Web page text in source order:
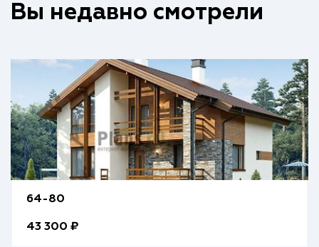
Вы недавно смотрели
64-80
43 300 ₽